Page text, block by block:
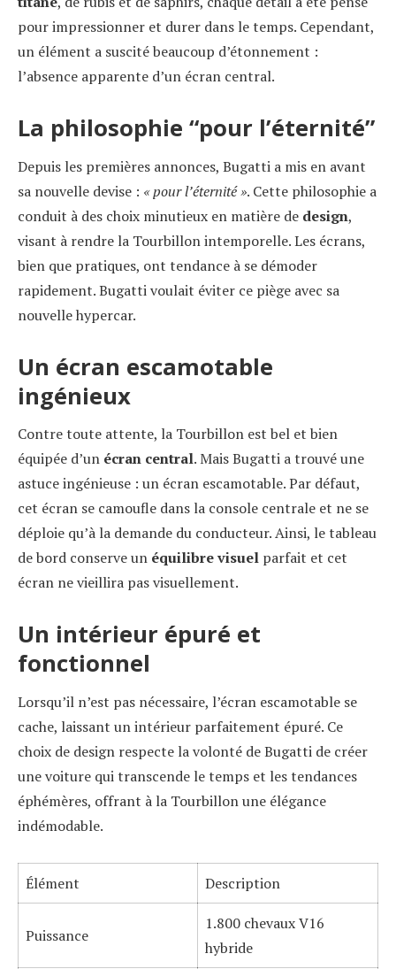
pour impressionner et durer dans le temps. Cependant,
un élément a suscité beaucoup d’étonnement :
l’absence apparente d’un écran central.
La philosophie “pour l’éternité”
Depuis les premières annonces, Bugatti a mis en avant
sa nouvelle devise : « pour l’éternité ». Cette philosophie a
conduit à des choix minutieux en matière de design,
visant à rendre la Tourbillon intemporelle. Les écrans,
bien que pratiques, ont tendance à se démoder
rapidement. Bugatti voulait éviter ce piège avec sa
nouvelle hypercar.
Un écran escamotable
ingénieux
Contre toute attente, la Tourbillon est bel et bien
équipée d’un écran central. Mais Bugatti a trouvé une
astuce ingénieuse : un écran escamotable. Par défaut,
cet écran se camoufle dans la console centrale et ne se
déploie qu’à la demande du conducteur. Ainsi, le tableau
de bord conserve un équilibre visuel parfait et cet
écran ne vieillira pas visuellement.
Un intérieur épuré et
fonctionnel
Lorsqu’il n’est pas nécessaire, l’écran escamotable se
cache, laissant un intérieur parfaitement épuré. Ce
choix de design respecte la volonté de Bugatti de créer
une voiture qui transcende le temps et les tendances
éphémères, offrant à la Tourbillon une élégance
indémodable.
Élément Description
Puissance
1.800 chevaux V16
hybride